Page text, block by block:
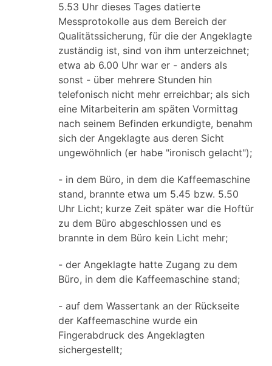
5.53 Uhr dieses Tages datierte
Messprotokolle aus dem Bereich der
Qualitätssicherung, für die der Angeklagte
zuständig ist, sind von ihm unterzeichnet;
etwa ab 6.00 Uhr war er - anders als
sonst - über mehrere Stunden hin
telefonisch nicht mehr erreichbar; als sich
eine Mitarbeiterin am späten Vormittag
nach seinem Befinden erkundigte, benahm
sich der Angeklagte aus deren Sicht
ungewöhnlich (er habe "ironisch gelacht");
- in dem Büro, in dem die Kaffeemaschine
stand, brannte etwa um 5.45 bzw. 5.50
Uhr Licht; kurze Zeit später war die Hoftür
zu dem Büro abgeschlossen und es
brannte in dem Büro kein Licht mehr;
- der Angeklagte hatte Zugang zu dem
Büro, in dem die Kaffeemaschine stand;
- auf dem Wassertank an der Rückseite
der Kaffeemaschine wurde ein
Fingerabdruck des Angeklagten
sichergestellt;